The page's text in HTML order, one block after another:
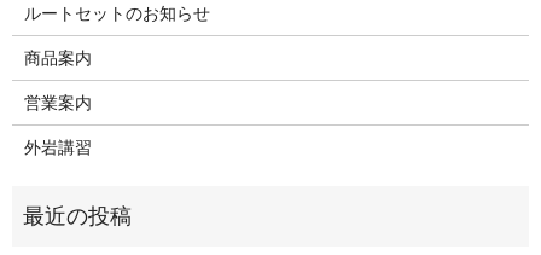
ルートセットのお知らせ
商品案内
営業案内
外岩講習